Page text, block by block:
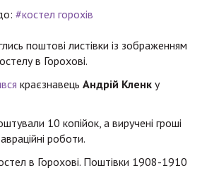
#костел горохів
поштові листівки із зображенням
в Горохові.
краєзнавець Андрій Кленк у
10 копійок, а виручені гроші
роботи.
в Горохові. Поштівки 1908-1910